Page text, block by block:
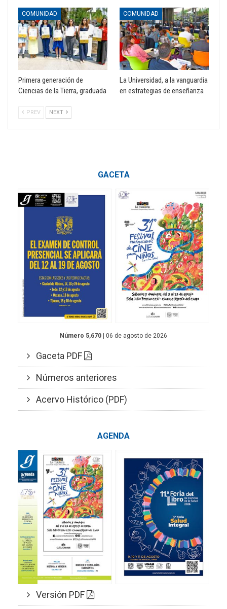
COMUNIDAD
Primera generación de
Ciencias de la Tierra, graduada
COMUNIDAD
La Universidad, a la vanguardia
en estrategias de enseñanza
PREV NEXT
GACETA
Número 5,670 | 06 de agosto de 2026
Gaceta PDF
Números anteriores
Acervo Histórico (PDF)
AGENDA
Versión PDF